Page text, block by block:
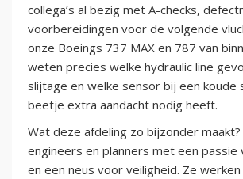
collega’s al bezig met A-checks,
voorbereidingen voor de volgende
onze Boeings 737 MAX en 787 van
weten precies welke hydraulic line
slijtage en welke sensor bij een
beetje extra aandacht nodig heeft.
Wat deze afdeling zo bijzonder maakt?
engineers en planners met een passie
en een neus voor veiligheid. Ze